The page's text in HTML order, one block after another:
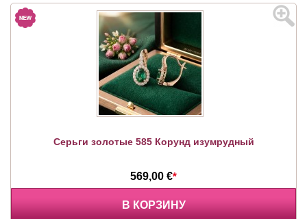
Серьги золотые 585 Корунд изумрудный
569,00 €*
В КОРЗИНУ